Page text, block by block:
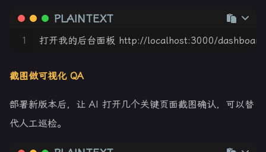
PLAINTEXT
1 打开我的后台面板 http://localhost:3000/dashboard
截图做可视化 QA
部署新版本后，让 AI 打开几个关键页面截图确认，可以替
代人工巡检。